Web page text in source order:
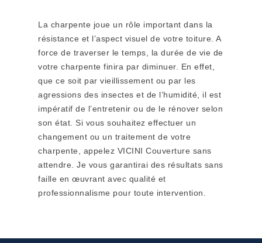
La charpente joue un rôle important dans la
résistance et l’aspect visuel de votre toiture. A
force de traverser le temps, la durée de vie de
votre charpente finira par diminuer. En effet,
que ce soit par vieillissement ou par les
agressions des insectes et de l’humidité, il est
impératif de l’entretenir ou de le rénover selon
son état. Si vous souhaitez effectuer un
changement ou un traitement de votre
charpente, appelez VICINI Couverture sans
attendre. Je vous garantirai des résultats sans
faille en œuvrant avec qualité et
professionnalisme pour toute intervention.